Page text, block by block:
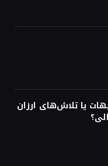
یا تلاش‌های ارزان